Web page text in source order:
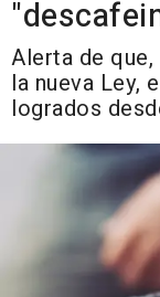
Alerta de que,
la nueva Ley,
logrados